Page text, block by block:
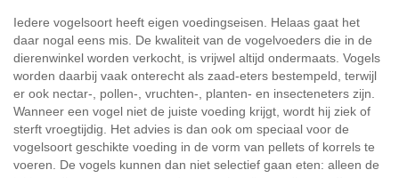
Iedere vogelsoort heeft eigen voedingseisen. Helaas gaat het
daar nogal eens mis. De kwaliteit van de vogelvoeders die in de
dierenwinkel worden verkocht, is vrijwel altijd ondermaats. Vogels
worden daarbij vaak onterecht als zaad-eters bestempeld, terwijl
er ook nectar-, pollen-, vruchten-, planten- en insecteneters zijn.
Wanneer een vogel niet de juiste voeding krijgt, wordt hij ziek of
sterft vroegtijdig. Het advies is dan ook om speciaal voor de
vogelsoort geschikte voeding in de vorm van pellets of korrels te
voeren. De vogels kunnen dan niet selectief gaan eten: alleen de